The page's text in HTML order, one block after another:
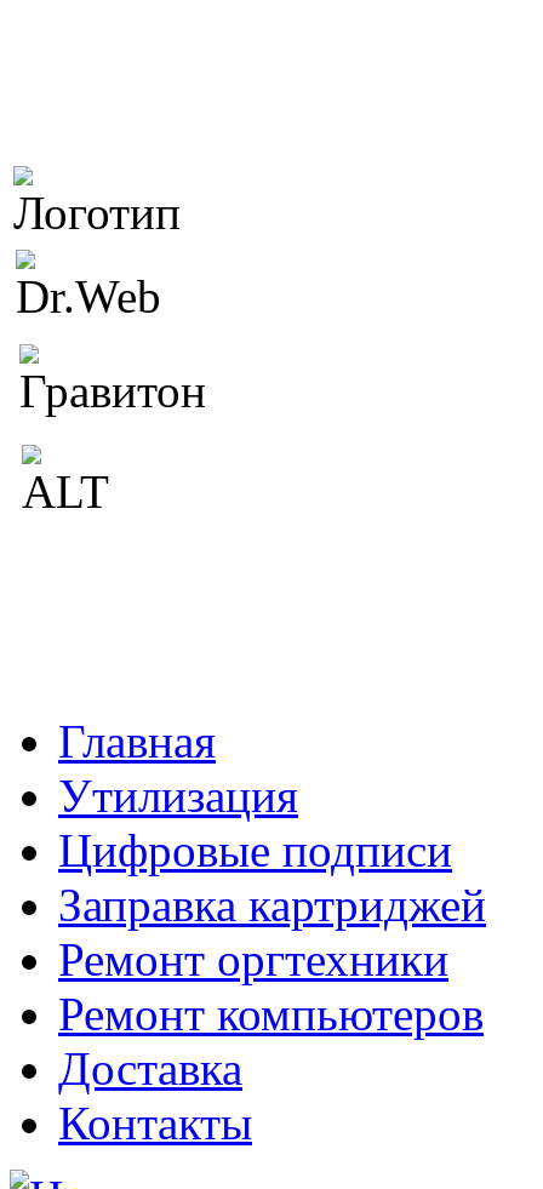
Главная
Утилизация
Цифровые подписи
Заправка картриджей
Ремонт оргтехники
Ремонт компьютеров
Доставка
Контакты